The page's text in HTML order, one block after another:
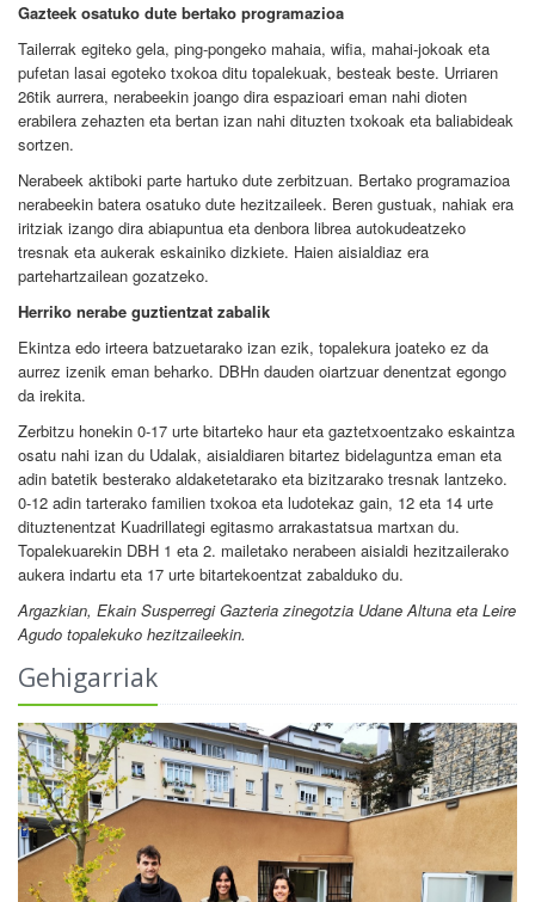
Gazteek osatuko dute bertako programazioa
Tailerrak egiteko gela, ping-pongeko mahaia, wifia, mahai-jokoak eta
pufetan lasai egoteko txokoa ditu topalekuak, besteak beste. Urriaren
26tik aurrera, nerabeekin joango dira espazioari eman nahi dioten
erabilera zehazten eta bertan izan nahi dituzten txokoak eta baliabideak
sortzen.
Nerabeek aktiboki parte hartuko dute zerbitzuan. Bertako programazioa
nerabeekin batera osatuko dute hezitzaileek. Beren gustuak, nahiak era
iritziak izango dira abiapuntua eta denbora librea autokudeatzeko
tresnak eta aukerak eskainiko dizkiete. Haien aisialdiaz era
partehartzailean gozatzeko.
Herriko nerabe guztientzat zabalik
Ekintza edo irteera batzuetarako izan ezik, topalekura joateko ez da
aurrez izenik eman beharko. DBHn dauden oiartzuar denentzat egongo
da irekita.
Zerbitzu honekin 0-17 urte bitarteko haur eta gaztetxoentzako eskaintza
osatu nahi izan du Udalak, aisialdiaren bitartez bidelaguntza eman eta
adin batetik besterako aldaketetarako eta bizitzarako tresnak lantzeko.
0-12 adin tarterako familien txokoa eta ludotekaz gain, 12 eta 14 urte
dituztenentzat Kuadrillategi egitasmo arrakastatsua martxan du.
Topalekuarekin DBH 1 eta 2. mailetako nerabeen aisialdi hezitzailerako
aukera indartu eta 17 urte bitartekoentzat zabalduko du.
Argazkian, Ekain Susperregi Gazteria zinegotzia Udane Altuna eta Leire
Agudo topalekuko hezitzaileekin.
Gehigarriak